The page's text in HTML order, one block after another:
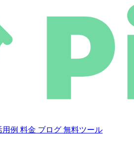
用例 料金 ブログ 無料ツール